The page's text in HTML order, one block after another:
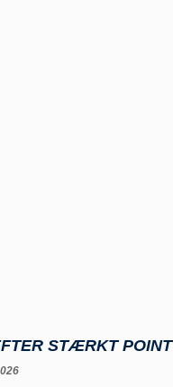
STÆRKT POINT